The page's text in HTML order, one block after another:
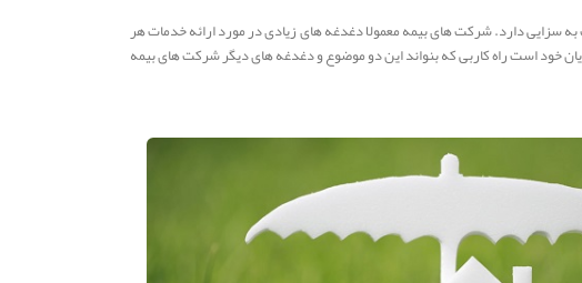
سزایی دارد. شرکت های بیمه معمولا دغدغه های زیادی در مورد ارائه خدمات هر
خود است راه کاربی که بنواند این دو موضوع و دغدغه های دیگر شرکت های بیمه